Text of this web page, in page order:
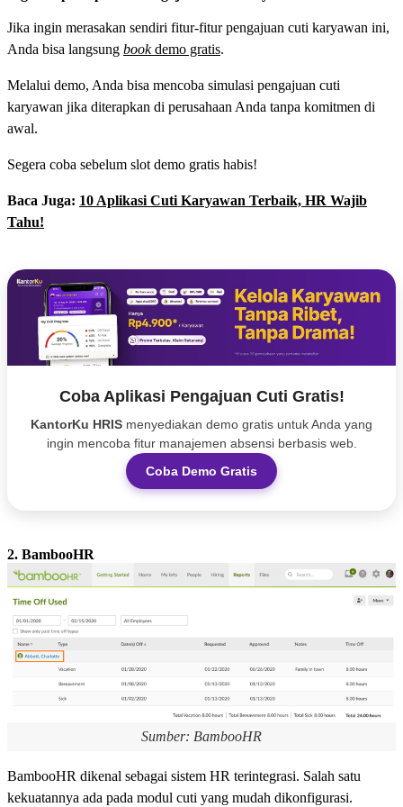
Jika ingin merasakan sendiri fitur-fitur pengajuan cuti karyawan ini,
Anda bisa langsung bookdemo gratis.
Melalui demo, Anda bisa mencoba simulasi pengajuan cuti
karyawan jika diterapkan di perusahaan Anda tanpa komitmen di
awal.
Segera coba sebelum slot demo gratis habis!
Baca Juga: 10 Aplikasi Cuti Karyawan Terbaik, HR Wajib
Tahu!
Coba Aplikasi Pengajuan Cuti Gratis!
KantorKu HRIS menyediakan demo gratis untuk Anda yang
ingin mencoba fitur manajemen absensi berbasis web.
Coba Demo Gratis
2. BambooHR
Sumber: BambooHR
BambooHR dikenal sebagai sistem HR terintegrasi. Salah satu
kekuatannya ada pada modul cuti yang mudah dikonfigurasi.